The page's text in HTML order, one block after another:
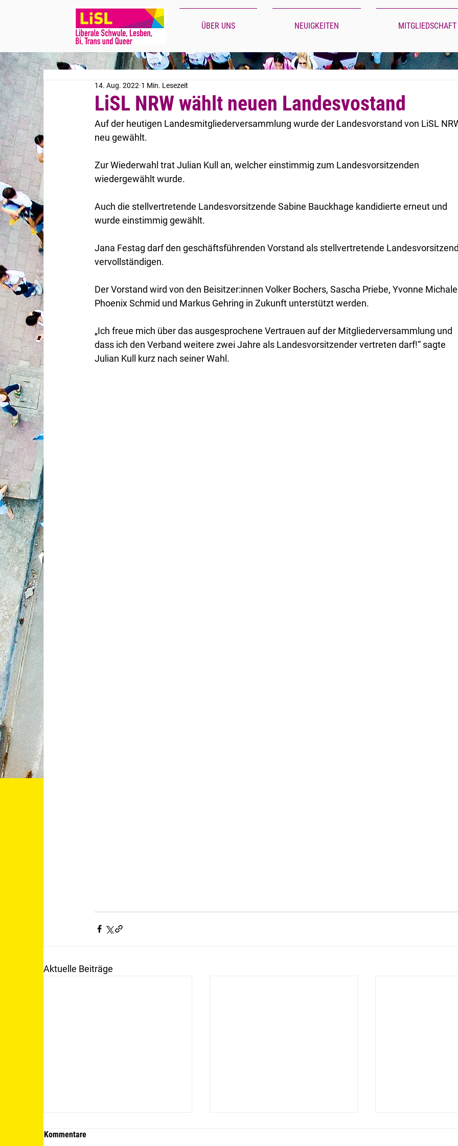
ÜBER UNS NEUIGKEITEN MITGLIEDSCHAFT
LiSL NRW wählt neuen Landesvostand
14. Aug. 2022 1 Min. Lesezeit
Auf der heutigen Landesmitgliederversammlung wurde der Landesvorstand von LiSL
neu gewählt.
Zur Wiederwahl trat Julian Kull an, welcher einstimmig zum Landesvorsitzenden
wiedergewählt wurde.
Auch die stellvertretende Landesvorsitzende Sabine Bauckhage kandidierte erneut und
wurde einstimmig gewählt.
Jana Festag darf den geschäftsführenden Vorstand als stellvertretende
vervollständigen.
Der Vorstand wird von den Beisitzer:innen Volker Bochers, Sascha Priebe, Yvonne
Phoenix Schmid und Markus Gehring in Zukunft unterstützt werden.
„Ich freue mich über das ausgesprochene Vertrauen auf der Mitgliederversammlung und
dass ich den Verband weitere zwei Jahre als Landesvorsitzender vertreten darf!“ sagte
Julian Kull kurz nach seiner Wahl.
Aktuelle Beiträge
Kommentare